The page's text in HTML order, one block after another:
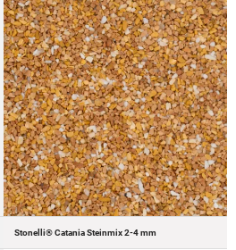
Stonelli® Catania Steinmix 2-4 mm